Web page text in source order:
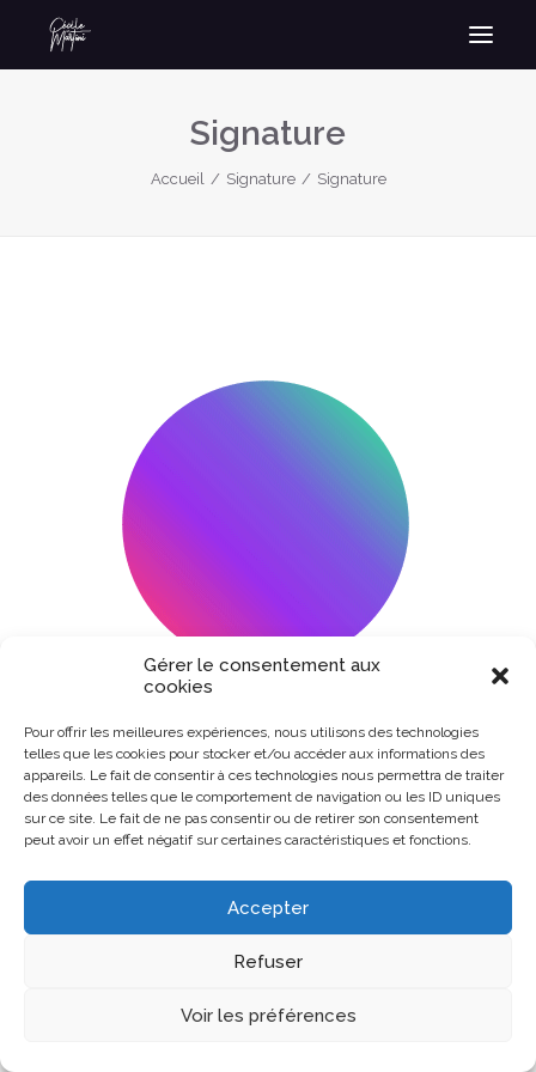
Gérer le consentement aux
cookies
Pour offrir les meilleures expériences, nous utilisons des technologies
telles que les cookies pour stocker et/ou accéder aux informations des
appareils. Le fait de consentir à ces technologies nous permettra de traiter
des données telles que le comportement de navigation ou les ID uniques
sur ce site. Le fait de ne pas consentir ou de retirer son consentement
peut avoir un effet négatif sur certaines caractéristiques et fonctions.
Accepter
Refuser
Voir les préférences
Signature
Accueil Signature Signature